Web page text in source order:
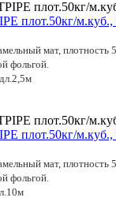
плот.50кг/
мат, плотность
фольгой.
плот.50кг/
мат, плотность
фольгой.